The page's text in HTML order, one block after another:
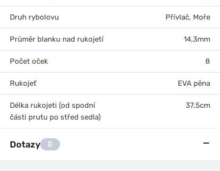
Druh rybolovu Přívlač, Moře
Průměr blanku nad rukojetí 14,3mm
Počet oček 8
Rukojeť EVA pěna
Délka rukojeti (od spodní
části prutu po střed sedla)
37,5cm
Dotazy 0